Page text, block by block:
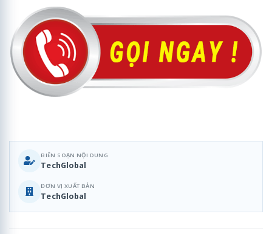
BIÊN SOẠN NỘI DUNG
TechGlobal
ĐƠN VỊ XUẤT BẢN
TechGlobal